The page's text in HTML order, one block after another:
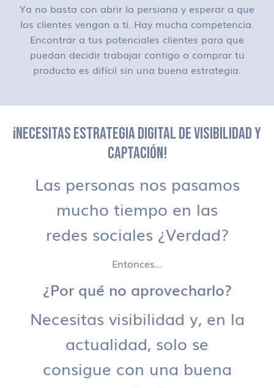
Ya no basta con abrir la persiana y esperar a que
los clientes vengan a ti. Hay mucha competencia.
Encontrar a tus potenciales clientes para que
puedan decidir trabajar contigo o comprar tu
producto es difícil sin una buena estrategia.
¡NECESITAS ESTRATEGIA DIGITAL DE VISIBILIDAD Y
CAPTACIÓN!
Las personas nos pasamos
mucho tiempo en las
redes sociales ¿Verdad?
Entonces…
¿Por qué no aprovecharlo?
Necesitas visibilidad y, en la
actualidad, solo se
consigue con una buena